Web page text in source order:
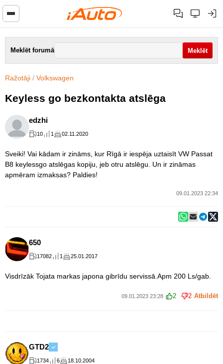
Meklēt forumā
Ražotāji / Volkswagen
Keyless go bezkontakta atslēga
edzhi
10 1 02.11.2020
Sveiki! Vai kādam ir zināms, kur Rīgā ir iespēja uztaisīt VW Passat
B8 keylessgo atslēgas kopiju, jeb otru atslēgu. Un ir zināmas
apmēram izmaksas? Paldies!
09.01.2023 22:34
650
17082 1 25.01.2017
Visdrīzāk Tojata markas japona gibrīdu servissā.Apm 200 Ls/gab.
09.01.2023 23:28 2 2 Atbildēt
GTD2
1734 6 18.10.2004